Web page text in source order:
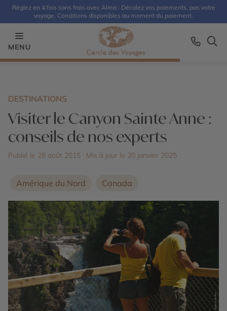
Réglez en 4 fois sans frais avec Alma : Décalez vos paiements, pas votre
voyage. Conditions disponibles au moment du paiement.
MENU
DESTINATIONS
Visiter le Canyon Sainte Anne :
conseils de nos experts
Publié le 28 août 2015 · Mis à jour le 20 janvier 2025
Amérique du Nord Canada